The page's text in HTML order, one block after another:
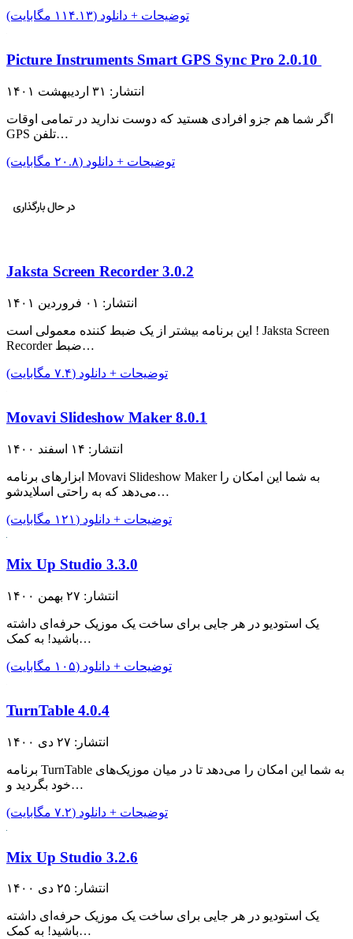
توضیحات + دانلود (۱۱۴.۱۳ مگابایت)
Picture Instruments Smart GPS Sync Pro 2.0.10
انتشار: ۳۱ اردیبهشت ۱۴۰۱
اگر شما هم جزو افرادی هستید که دوست ندارید در تمامی اوقات
GPS تلفن…
توضیحات + دانلود (۲۰.۸ مگابایت)
Jaksta Screen Recorder 3.0.2
انتشار: ۰۱ فروردین ۱۴۰۱
این برنامه بیشتر از یک ضبط کننده معمولی است ! Jaksta Screen
Recorder ضبط…
توضیحات + دانلود (۷.۴ مگابایت)
Movavi Slideshow Maker 8.0.1
انتشار: ۱۴ اسفند ۱۴۰۰
ابزار‌های برنامه Movavi Slideshow Maker به شما این امکان را
می‌دهد که به راحتی اسلایدشو…
توضیحات + دانلود (۱۲۱ مگابایت)
Mix Up Studio 3.3.0
انتشار: ۲۷ بهمن ۱۴۰۰
یک استودیو در هر جایی برای ساخت یک موزیک حرفه‌ای داشته
باشید! به کمک…
توضیحات + دانلود (۱۰۵ مگابایت)
TurnTable 4.0.4
انتشار: ۲۷ دی ۱۴۰۰
برنامه TurnTable به شما این امکان را می‌دهد تا در میان موزیک‌های
خود بگردید و…
توضیحات + دانلود (۷.۲ مگابایت)
Mix Up Studio 3.2.6
انتشار: ۲۵ دی ۱۴۰۰
یک استودیو در هر جایی برای ساخت یک موزیک حرفه‌ای داشته
باشید! به کمک…